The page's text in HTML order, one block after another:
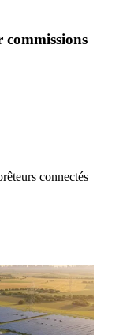
connectés